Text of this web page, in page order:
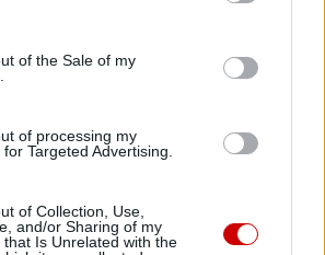
of the Sale of my
of processing my
Targeted Advertising.
of Collection, Use,
and/or Sharing of my
that Is Unrelated with the
Link